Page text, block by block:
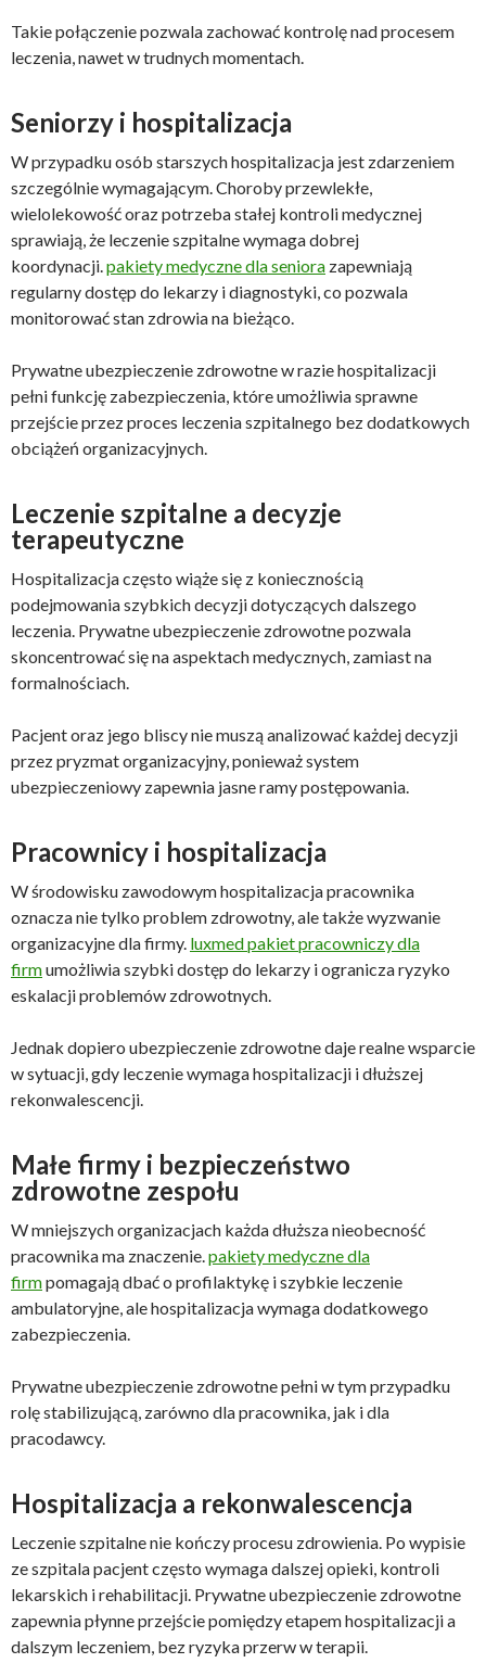
Takie połączenie pozwala zachować kontrolę nad procesem
leczenia, nawet w trudnych momentach.
Seniorzy i hospitalizacja
W przypadku osób starszych hospitalizacja jest zdarzeniem
szczególnie wymagającym. Choroby przewlekłe,
wielolekowość oraz potrzeba stałej kontroli medycznej
sprawiają, że leczenie szpitalne wymaga dobrej
koordynacji.pakiety medyczne dla seniora zapewniają
regularny dostęp do lekarzy i diagnostyki, co pozwala
monitorować stan zdrowia na bieżąco.
Prywatne ubezpieczenie zdrowotne w razie hospitalizacji
pełni funkcję zabezpieczenia, które umożliwia sprawne
przejście przez proces leczenia szpitalnego bez dodatkowych
obciążeń organizacyjnych.
Leczenie szpitalne a decyzje
terapeutyczne
Hospitalizacja często wiąże się z koniecznością
podejmowania szybkich decyzji dotyczących dalszego
leczenia. Prywatne ubezpieczenie zdrowotne pozwala
skoncentrować się na aspektach medycznych, zamiast na
formalnościach.
Pacjent oraz jego bliscy nie muszą analizować każdej decyzji
przez pryzmat organizacyjny, ponieważ system
ubezpieczeniowy zapewnia jasne ramy postępowania.
Pracownicy i hospitalizacja
W środowisku zawodowym hospitalizacja pracownika
oznacza nie tylko problem zdrowotny, ale także wyzwanie
organizacyjne dla firmy. luxmed pakiet pracowniczy dla
firmumożliwia szybki dostęp do lekarzy i ogranicza ryzyko
eskalacji problemów zdrowotnych.
Jednak dopiero ubezpieczenie zdrowotne daje realne wsparcie
w sytuacji, gdy leczenie wymaga hospitalizacji i dłuższej
rekonwalescencji.
Małe firmy i bezpieczeństwo
zdrowotne zespołu
W mniejszych organizacjach każda dłuższa nieobecność
pracownika ma znaczenie.pakiety medyczne dla
firmpomagają dbać o profilaktykę i szybkie leczenie
ambulatoryjne, ale hospitalizacja wymaga dodatkowego
zabezpieczenia.
Prywatne ubezpieczenie zdrowotne pełni w tym przypadku
rolę stabilizującą, zarówno dla pracownika, jak i dla
pracodawcy.
Hospitalizacja a rekonwalescencja
Leczenie szpitalne nie kończy procesu zdrowienia. Po wypisie
ze szpitala pacjent często wymaga dalszej opieki, kontroli
lekarskich i rehabilitacji. Prywatne ubezpieczenie zdrowotne
zapewnia płynne przejście pomiędzy etapem hospitalizacji a
dalszym leczeniem, bez ryzyka przerw w terapii.